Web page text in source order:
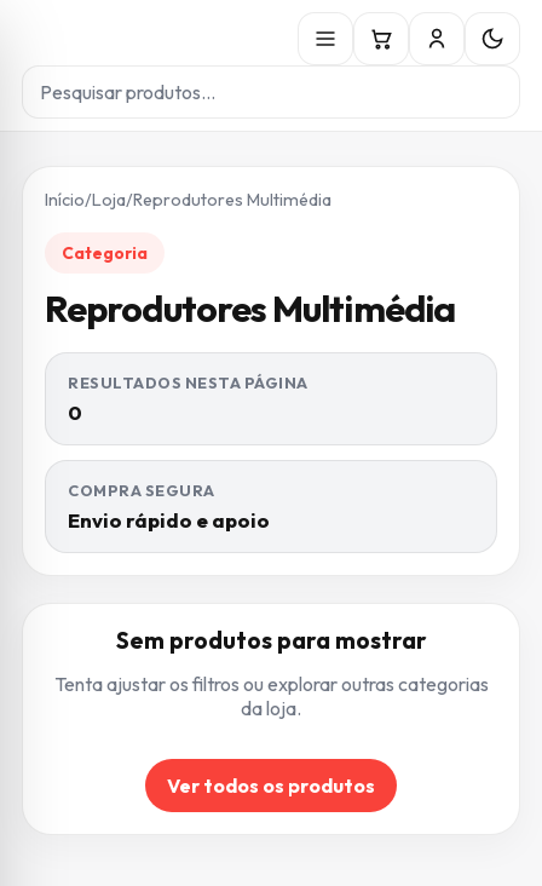
Início/Loja/Reprodutores Multimédia
Categoria
Reprodutores Multimédia
RESULTADOS NESTA PÁGINA
0
COMPRA SEGURA
Envio rápido e apoio
Sem produtos para mostrar
Tenta ajustar os filtros ou explorar outras categorias
da loja.
Ver todos os produtos